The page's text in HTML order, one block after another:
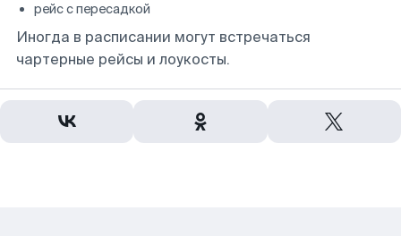
рейс с пересадкой
Иногда в расписании могут встречаться
чартерные рейсы и лоукосты.